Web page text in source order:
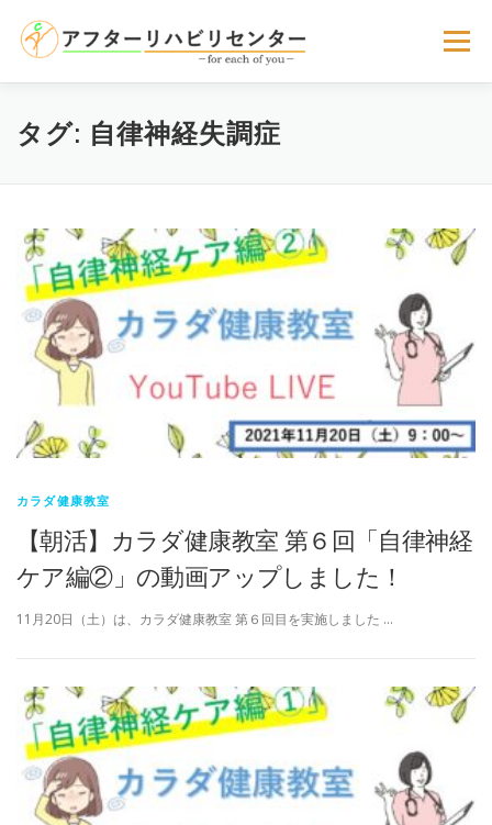
メニュー
サービスのご案内 選ばれる理由
タグ: 自律神経失調症
カラダ健康教室
【朝活】カラダ健康教室 第６回「自律神経
ケア編②」の動画アップしました！
11月20日（土）は、カラダ健康教室 第６回目を実施しました …